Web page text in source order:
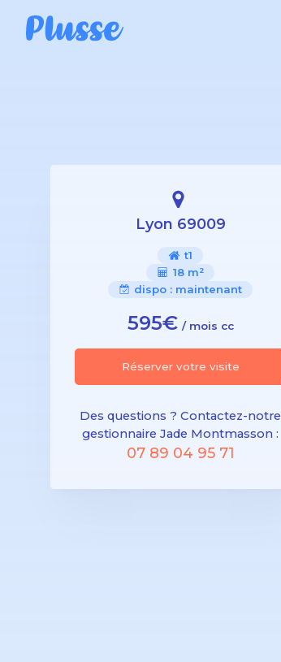
Lyon 69009
t1
18 m²
dispo : maintenant
595€ / mois cc
Réserver votre visite
Des questions ? Contactez-notre
gestionnaire Jade Montmasson :
07 89 04 95 71